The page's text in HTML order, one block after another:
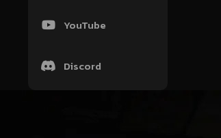
YouTube
Discord